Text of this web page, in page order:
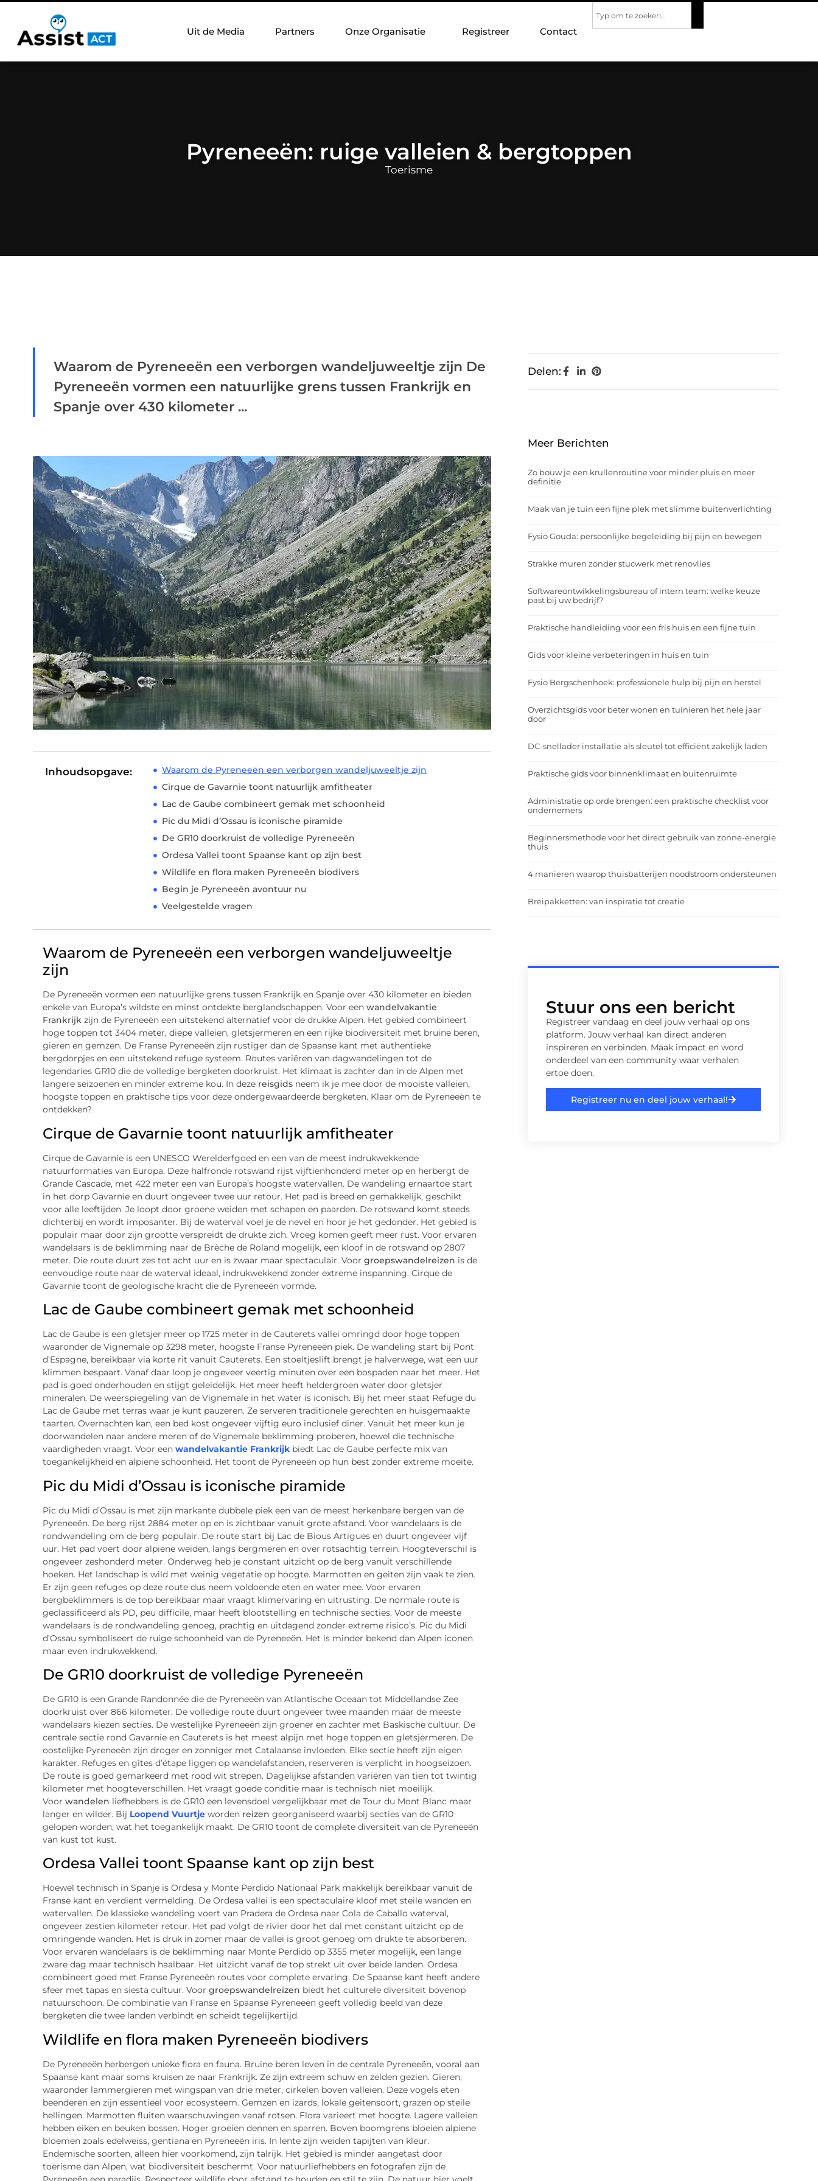
Uit de Media Partners Onze Organisatie Registreer Contact
Pyreneeën: ruige valleien & bergtoppen
Toerisme
Waarom de Pyreneeën een verborgen wandeljuweeltje zijn De
Pyreneeën vormen een natuurlijke grens tussen Frankrijk en
Spanje over 430 kilometer ...
Inhoudsopgave:
Waarom de Pyreneeën een verborgen wandeljuweeltje zijn
Cirque de Gavarnie toont natuurlijk amfitheater
Lac de Gaube combineert gemak met schoonheid
Pic du Midi d’Ossau is iconische piramide
De GR10 doorkruist de volledige Pyreneeën
Ordesa Vallei toont Spaanse kant op zijn best
Wildlife en flora maken Pyreneeën biodivers
Begin je Pyreneeën avontuur nu
Veelgestelde vragen
Waarom de Pyreneeën een verborgen wandeljuweeltje
zijn
De Pyreneeën vormen een natuurlijke grens tussen Frankrijk en Spanje over 430 kilometer en bieden
enkele van Europa’s wildste en minst ontdekte berglandschappen. Voor een wandelvakantie
Frankrijkzijn de Pyreneeën een uitstekend alternatief voor de drukke Alpen. Het gebied combineert
hoge toppen tot 3404 meter, diepe valleien, gletsjermeren en een rijke biodiversiteit met bruine beren,
gieren en gemzen. De Franse Pyreneeën zijn rustiger dan de Spaanse kant met authentieke
bergdorpjes en een uitstekend refuge systeem. Routes variëren van dagwandelingen tot de
legendaries GR10 die de volledige bergketen doorkruist. Het klimaat is zachter dan in de Alpen met
langere seizoenen en minder extreme kou. In deze reisgidsneem ik je mee door de mooiste valleien,
hoogste toppen en praktische tips voor deze ondergewaardeerde bergketen. Klaar om de Pyreneeën te
ontdekken?
Cirque de Gavarnie toont natuurlijk amfitheater
Cirque de Gavarnie is een UNESCO Werelderfgoed en een van de meest indrukwekkende
natuurformaties van Europa. Deze halfronde rotswand rijst vijftienhonderd meter op en herbergt de
Grande Cascade, met 422 meter een van Europa’s hoogste watervallen. De wandeling ernaartoe start
in het dorp Gavarnie en duurt ongeveer twee uur retour. Het pad is breed en gemakkelijk, geschikt
voor alle leeftijden. Je loopt door groene weiden met schapen en paarden. De rotswand komt steeds
dichterbij en wordt imposanter. Bij de waterval voel je de nevel en hoor je het gedonder. Het gebied is
populair maar door zijn grootte verspreidt de drukte zich. Vroeg komen geeft meer rust. Voor ervaren
wandelaars is de beklimming naar de Brèche de Roland mogelijk, een kloof in de rotswand op 2807
meter. Die route duurt zes tot acht uur en is zwaar maar spectaculair. Voor groepswandelreizen is de
eenvoudige route naar de waterval ideaal, indrukwekkend zonder extreme inspanning. Cirque de
Gavarnie toont de geologische kracht die de Pyreneeën vormde.
Lac de Gaube combineert gemak met schoonheid
Lac de Gaube is een gletsjer meer op 1725 meter in de Cauterets vallei omringd door hoge toppen
waaronder de Vignemale op 3298 meter, hoogste Franse Pyreneeën piek. De wandeling start bij Pont
d’Espagne, bereikbaar via korte rit vanuit Cauterets. Een stoeltjeslift brengt je halverwege, wat een uur
klimmen bespaart. Vanaf daar loop je ongeveer veertig minuten over een bospaden naar het meer. Het
pad is goed onderhouden en stijgt geleidelijk. Het meer heeft heldergroen water door gletsjer
mineralen. De weerspiegeling van de Vignemale in het water is iconisch. Bij het meer staat Refuge du
Lac de Gaube met terras waar je kunt pauzeren. Ze serveren traditionele gerechten en huisgemaakte
taarten. Overnachten kan, een bed kost ongeveer vijftig euro inclusief diner. Vanuit het meer kun je
doorwandelen naar andere meren of de Vignemale beklimming proberen, hoewel die technische
vaardigheden vraagt. Voor een wandelvakantie Frankrijkbiedt Lac de Gaube perfecte mix van
toegankelijkheid en alpiene schoonheid. Het toont de Pyreneeën op hun best zonder extreme moeite.
Pic du Midi d’Ossau is iconische piramide
Pic du Midi d’Ossau is met zijn markante dubbele piek een van de meest herkenbare bergen van de
Pyreneeën. De berg rijst 2884 meter op en is zichtbaar vanuit grote afstand. Voor wandelaars is de
rondwandeling om de berg populair. De route start bij Lac de Bious Artigues en duurt ongeveer vijf
uur. Het pad voert door alpiene weiden, langs bergmeren en over rotsachtig terrein. Hoogteverschil is
ongeveer zeshonderd meter. Onderweg heb je constant uitzicht op de berg vanuit verschillende
hoeken. Het landschap is wild met weinig vegetatie op hoogte. Marmotten en geiten zijn vaak te zien.
Er zijn geen refuges op deze route dus neem voldoende eten en water mee. Voor ervaren
bergbeklimmers is de top bereikbaar maar vraagt klimervaring en uitrusting. De normale route is
geclassificeerd als PD, peu difficile, maar heeft blootstelling en technische secties. Voor de meeste
wandelaars is de rondwandeling genoeg, prachtig en uitdagend zonder extreme risico’s. Pic du Midi
d’Ossau symboliseert de ruige schoonheid van de Pyreneeën. Het is minder bekend dan Alpen iconen
maar even indrukwekkend.
De GR10 doorkruist de volledige Pyreneeën
De GR10 is een Grande Randonnée die de Pyreneeën van Atlantische Oceaan tot Middellandse Zee
doorkruist over 866 kilometer. De volledige route duurt ongeveer twee maanden maar de meeste
wandelaars kiezen secties. De westelijke Pyreneeën zijn groener en zachter met Baskische cultuur. De
centrale sectie rond Gavarnie en Cauterets is het meest alpijn met hoge toppen en gletsjermeren. De
oostelijke Pyreneeën zijn droger en zonniger met Catalaanse invloeden. Elke sectie heeft zijn eigen
karakter. Refuges en gîtes d’étape liggen op wandelafstanden, reserveren is verplicht in hoogseizoen.
De route is goed gemarkeerd met rood wit strepen. Dagelijkse afstanden variëren van tien tot twintig
kilometer met hoogteverschillen. Het vraagt goede conditie maar is technisch niet moeilijk.
Voor wandelen liefhebbers is de GR10 een levensdoel vergelijkbaar met de Tour du Mont Blanc maar
langer en wilder. Bij Loopend Vuurtjeworden reizen georganiseerd waarbij secties van de GR10
gelopen worden, wat het toegankelijk maakt. De GR10 toont de complete diversiteit van de Pyreneeën
van kust tot kust.
Ordesa Vallei toont Spaanse kant op zijn best
Hoewel technisch in Spanje is Ordesa y Monte Perdido Nationaal Park makkelijk bereikbaar vanuit de
Franse kant en verdient vermelding. De Ordesa vallei is een spectaculaire kloof met steile wanden en
watervallen. De klassieke wandeling voert van Pradera de Ordesa naar Cola de Caballo waterval,
ongeveer zestien kilometer retour. Het pad volgt de rivier door het dal met constant uitzicht op de
omringende wanden. Het is druk in zomer maar de vallei is groot genoeg om drukte te absorberen.
Voor ervaren wandelaars is de beklimming naar Monte Perdido op 3355 meter mogelijk, een lange
zware dag maar technisch haalbaar. Het uitzicht vanaf de top strekt uit over beide landen. Ordesa
combineert goed met Franse Pyreneeën routes voor complete ervaring. De Spaanse kant heeft andere
sfeer met tapas en siesta cultuur. Voor groepswandelreizen biedt het culturele diversiteit bovenop
natuurschoon. De combinatie van Franse en Spaanse Pyreneeën geeft volledig beeld van deze
bergketen die twee landen verbindt en scheidt tegelijkertijd.
Wildlife en flora maken Pyreneeën biodivers
De Pyreneeën herbergen unieke flora en fauna. Bruine beren leven in de centrale Pyreneeën, vooral aan
Spaanse kant maar soms kruisen ze naar Frankrijk. Ze zijn extreem schuw en zelden gezien. Gieren,
waaronder lammergieren met wingspan van drie meter, cirkelen boven valleien. Deze vogels eten
beenderen en zijn essentieel voor ecosysteem. Gemzen en izards, lokale geitensoort, grazen op steile
hellingen. Marmotten fluiten waarschuwingen vanaf rotsen. Flora varieert met hoogte. Lagere valleien
hebben eiken en beuken bossen. Hoger groeien dennen en sparren. Boven boomgrens bloeien alpiene
bloemen zoals edelweiss, gentiana en Pyreneeën iris. In lente zijn weiden tapijten van kleur.
Endemische soorten, alleen hier voorkomend, zijn talrijk. Het gebied is minder aangetast door
toerisme dan Alpen, wat biodiversiteit beschermt. Voor natuurliefhebbers en fotografen zijn de
Delen:
Meer Berichten
Zo bouw je een krullenroutine voor minder pluis en meer
definitie
Maak van je tuin een fijne plek met slimme buitenverlichting
Fysio Gouda: persoonlijke begeleiding bij pijn en bewegen
Strakke muren zonder stucwerk met renovlies
Softwareontwikkelingsbureau of intern team: welke keuze
past bij uw bedrijf?
Praktische handleiding voor een fris huis en een fijne tuin
Gids voor kleine verbeteringen in huis en tuin
Fysio Bergschenhoek: professionele hulp bij pijn en herstel
Overzichtsgids voor beter wonen en tuinieren het hele jaar
door
DC-snellader installatie als sleutel tot efficiënt zakelijk laden
Praktische gids voor binnenklimaat en buitenruimte
Administratie op orde brengen: een praktische checklist voor
ondernemers
Beginnersmethode voor het direct gebruik van zonne-energie
thuis
4 manieren waarop thuisbatterijen noodstroom ondersteunen
Breipakketten: van inspiratie tot creatie
Stuur ons een bericht
Registreer vandaag en deel jouw verhaal op ons
platform. Jouw verhaal kan direct anderen
inspireren en verbinden. Maak impact en word
onderdeel van een community waar verhalen
ertoe doen.
Registreer nu en deel jouw verhaal!